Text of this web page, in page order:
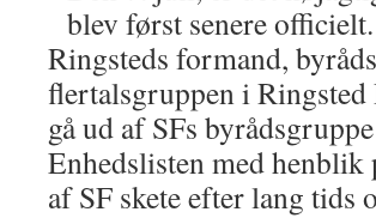
blev først senere
Ringsteds formand,
flertalsgruppen i Ringsted
gå ud af SFs
Enhedslisten med henblik
af SF skete efter lang tids